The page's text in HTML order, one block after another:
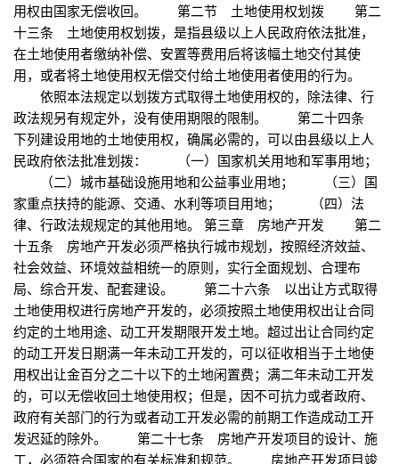
用权由国家无偿收回。 第二节 土地使用权划拨 第二
十三条 土地使用权划拨，是指县级以上人民政府依法批准，
在土地使用者缴纳补偿、安置等费用后将该幅土地交付其使
用，或者将土地使用权无偿交付给土地使用者使用的行为。
依照本法规定以划拨方式取得土地使用权的，除法律、行
政法规另有规定外，没有使用期限的限制。 第二十四条
下列建设用地的土地使用权，确属必需的，可以由县级以上人
民政府依法批准划拨： （一）国家机关用地和军事用地；
（二）城市基础设施用地和公益事业用地； （三）国
家重点扶持的能源、交通、水利等项目用地； （四）法
律、行政法规规定的其他用地。 第三章 房地产开发 第二
十五条 房地产开发必须严格执行城市规划，按照经济效益、
社会效益、环境效益相统一的原则，实行全面规划、合理布
局、综合开发、配套建设。 第二十六条 以出让方式取得
土地使用权进行房地产开发的，必须按照土地使用权出让合同
约定的土地用途、动工开发期限开发土地。超过出让合同约定
的动工开发日期满一年未动工开发的，可以征收相当于土地使
用权出让金百分之二十以下的土地闲置费；满二年未动工开发
的，可以无偿收回土地使用权；但是，因不可抗力或者政府、
政府有关部门的行为或者动工开发必需的前期工作造成动工开
发迟延的除外。 第二十七条 房地产开发项目的设计、施
工，必须符合国家的有关标准和规范。 房地产开发项目竣